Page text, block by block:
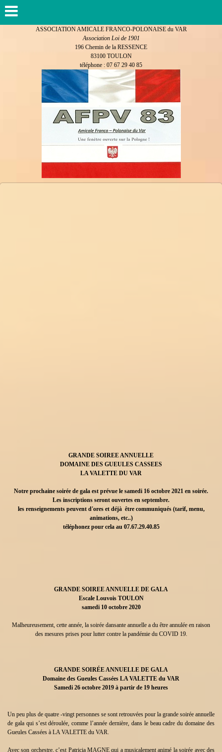
ASSOCIATION AMICALE FRANCO-POLONAISE du VAR
Association Loi de 1901
196 Chemin de la RESSENCE
83100 TOULON
téléphone : 07 67 29 40 85
GRANDE SOIREE ANNUELLE
DOMAINE DES GUEULES CASSEES
LA VALETTE DU VAR
Notre prochaine soirée de gala est prévue le samedi 16 octobre 2021 en soirée.
Les inscriptions seront ouvertes en septembre.
les renseignements peuvent d'ores et déjà être communiqués (tarif, menu,
animations, etc..)
téléphonez pour cela au 07.67.29.40.85
GRANDE SOIREE ANNUELLE DE GALA
Escale Louvois TOULON
samedi 10 octobre 2020
Malheureusement, cette année, la soirée dansante annuelle a du être annulée en raison
des mesures prises pour lutter contre la pandémie du COVID 19.
GRANDE SOIRÉE ANNUELLE DE GALA
Domaine des Gueules Cassées LA VALETTE du VAR
Samedi 26 octobre 2019 à partir de 19 heures
Un peu plus de quatre -vingt personnes se sont retrouvées pour la grande soirée annuelle
de gala qui s’est déroulée, comme l’année dernière, dans le beau cadre du domaine des
Gueules Cassées à LA VALETTE du VAR.
Avec son orchestre, c’est Patricia MAGNE qui a musicalement animé la soirée avec des